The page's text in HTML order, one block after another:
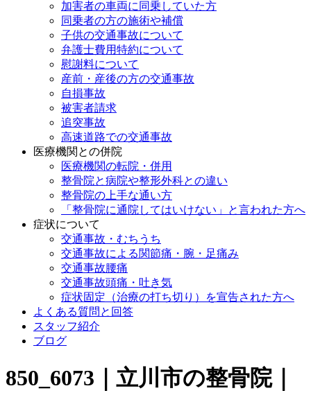
加害者の車両に同乗していた方
同乗者の方の施術や補償
子供の交通事故について
弁護士費用特約について
慰謝料について
産前・産後の方の交通事故
自損事故
被害者請求
追突事故
高速道路での交通事故
医療機関との併院
医療機関の転院・併用
整骨院と病院や整形外科との違い
整骨院の上手な通い方
「整骨院に通院してはいけない」と言われた方へ
症状について
交通事故・むちうち
交通事故による関節痛・腕・足痛み
交通事故腰痛
交通事故頭痛・吐き気
症状固定（治療の打ち切り）を宣告された方へ
よくある質問と回答
スタッフ紹介
ブログ
850_6073｜立川市の整骨院｜